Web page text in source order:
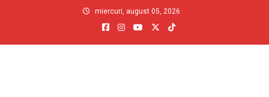
miercuri, august 05, 2026